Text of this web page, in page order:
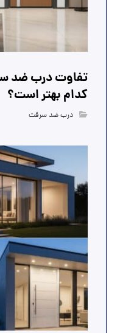
تفاوت درب ضد
کدام بهتر است؟
درب ضد سرقت